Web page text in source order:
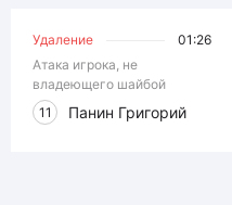
Удаление
01:26
Атака игрока, не
владеющего шайбой
11
Панин Григорий